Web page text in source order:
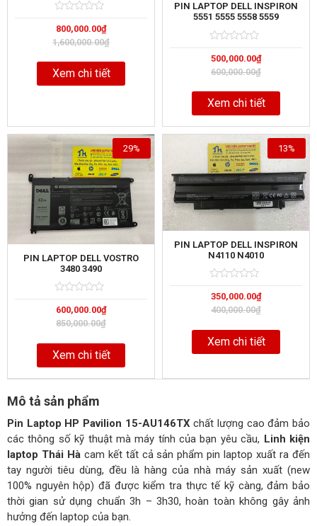
0
out
of
1,600,000.00₫
800,000.00₫
Xem chi tiết
PIN LAPTOP DELL INSPIRON
5551 5555 5558 5559
0
out
of
600,000.00₫
500,000.00₫
Xem chi tiết
PIN LAPTOP DELL VOSTRO
3480 3490
0
out
of
850,000.00₫
600,000.00₫
29%
Xem chi tiết
PIN LAPTOP DELL INSPIRON
N4110 N4010
0
out
of
400,000.00₫
350,000.00₫
13%
Xem chi tiết
Mô tả sản phẩm
Pin Laptop HP Pavilion 15-AU146TXchất lượng cao đảm bảo
các thông số kỹ thuật mà máy tính của bạn yêu cầu, Linh kiện
laptop Thái Hàcam kết tất cả sản phẩm pin laptop xuất ra đến
tay người tiêu dùng, đều là hàng của nhà máy sản xuất (new
100% nguyên hộp) đã được kiểm tra thực tế kỹ càng, đảm bảo
thời gian sử dụng chuẩn 3h – 3h30, hoàn toàn không gây ảnh
hưởng đến laptop của bạn.